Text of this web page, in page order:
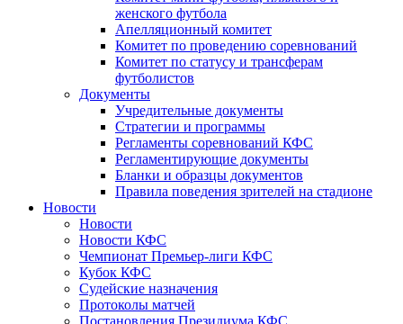
женского футбола
Апелляционный комитет
Комитет по проведению соревнований
Комитет по статусу и трансферам
футболистов
Документы
Учредительные документы
Стратегии и программы
Регламенты соревнований КФС
Регламентирующие документы
Бланки и образцы документов
Правила поведения зрителей на стадионе
Новости
Новости
Новости КФС
Чемпионат Премьер-лиги КФС
Кубок КФС
Судейские назначения
Протоколы матчей
Постановления Президиума КФС